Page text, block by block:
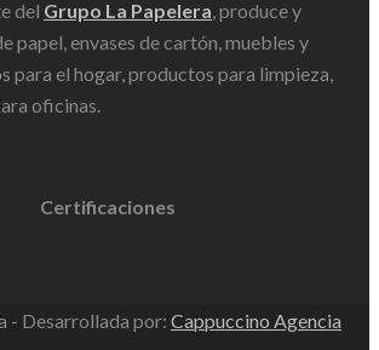
del Grupo La Papelera, produce y
papel, envases de cartón, muebles y
para el hogar, productos para limpieza,
oficinas.
Certificaciones
- Desarrollada por: Cappuccino Agencia